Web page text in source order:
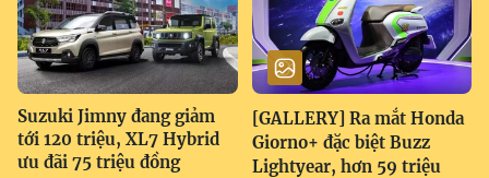
Suzuki Jimny đang giảm
tới 120 triệu, XL7 Hybrid
ưu đãi 75 triệu đồng
[GALLERY] Ra mắt Honda
Giorno+ đặc biệt Buzz
Lightyear, hơn 59 triệu